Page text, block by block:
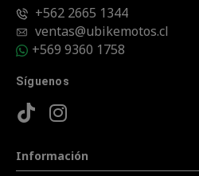
+562 2665 1344
ventas@ubikemotos.cl
+569 9360 1758
Síguenos
Información